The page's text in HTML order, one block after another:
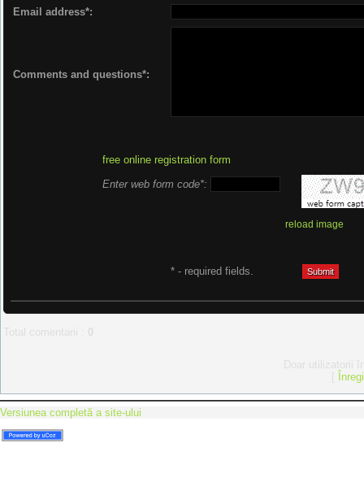
Email address*:
Comments and questions*:
free online registration form
Enter web form code*:
reload image
* - required fields.
Versiunea completă a site-ului